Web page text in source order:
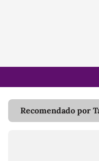
Recomendado por